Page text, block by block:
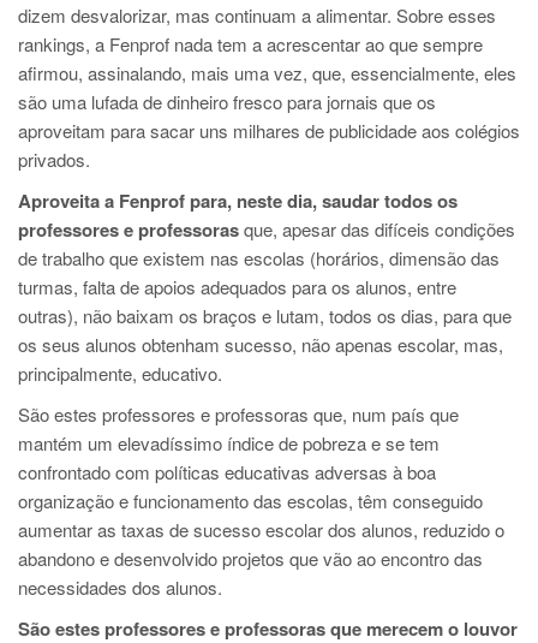
dizem desvalorizar, mas continuam a alimentar. Sobre esses
rankings, a Fenprof nada tem a acrescentar ao que sempre
afirmou, assinalando, mais uma vez, que, essencialmente, eles
são uma lufada de dinheiro fresco para jornais que os
aproveitam para sacar uns milhares de publicidade aos colégios
privados.
Aproveita a Fenprof para, neste dia, saudar todos os
professores e professorasque, apesar das difíceis condições
de trabalho que existem nas escolas (horários, dimensão das
turmas, falta de apoios adequados para os alunos, entre
outras), não baixam os braços e lutam, todos os dias, para que
os seus alunos obtenham sucesso, não apenas escolar, mas,
principalmente, educativo.
São estes professores e professoras que, num país que
mantém um elevadíssimo índice de pobreza e se tem
confrontado com políticas educativas adversas à boa
organização e funcionamento das escolas, têm conseguido
aumentar as taxas de sucesso escolar dos alunos, reduzido o
abandono e desenvolvido projetos que vão ao encontro das
necessidades dos alunos.
São estes professores e professoras que merecem o louvor